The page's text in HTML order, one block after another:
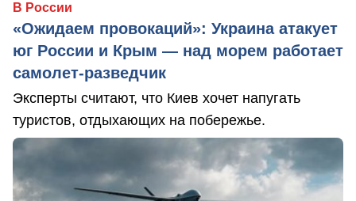
В России
«Ожидаем провокаций»: Украина атакует
юг России и Крым — над морем работает
самолет-разведчик
Эксперты считают, что Киев хочет напугать
туристов, отдыхающих на побережье.